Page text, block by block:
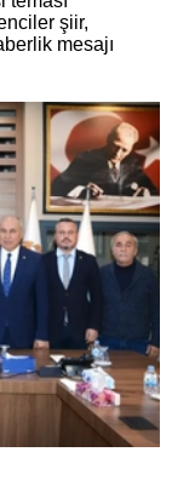
şiir,
mesajı